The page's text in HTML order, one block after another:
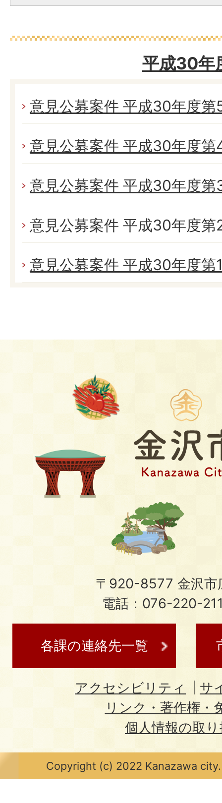
平成30年
意見公募案件 平成30年度第
意見公募案件 平成30年度第
意見公募案件 平成30年度第
意見公募案件 平成30年度第
意見公募案件 平成30年度第
〒920-8577 金沢市
電話：076-220-
各課の連絡先一覧
アクセシビリティ
サ
リンク・著作権・
個人情報の取
Copyright (c) 2022 Kanazawa